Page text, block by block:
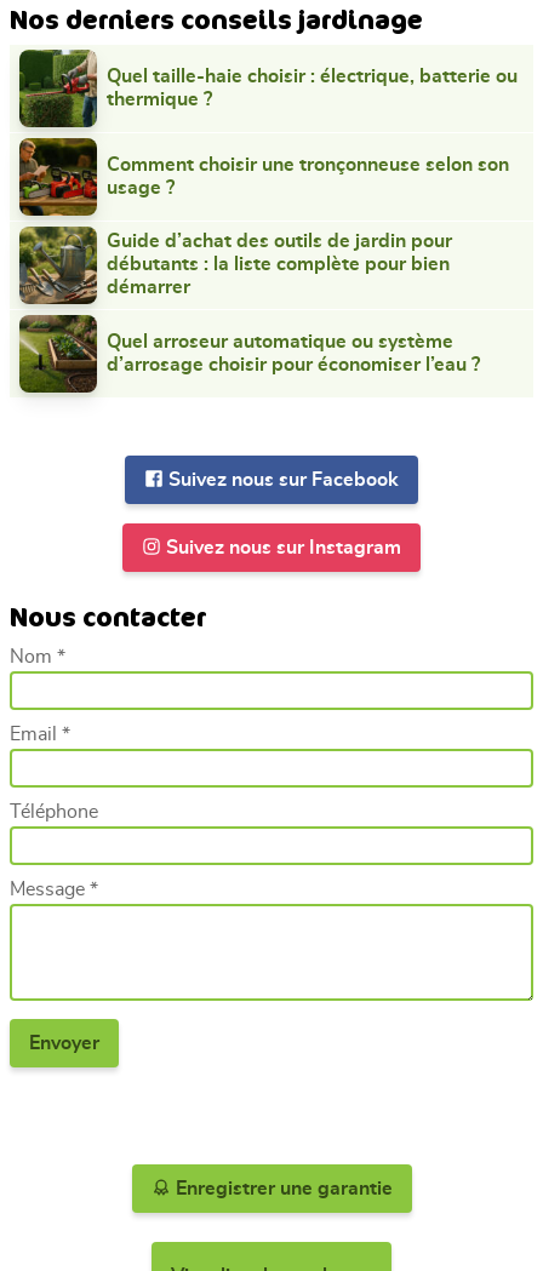
Nos derniers conseils jardinage
Quel taille-haie choisir : électrique, batterie ou
thermique ?
Comment choisir une tronçonneuse selon son
usage ?
Guide d’achat des outils de jardin pour
débutants : la liste complète pour bien
démarrer
Quel arroseur automatique ou système
d’arrosage choisir pour économiser l’eau ?
Suivez nous sur Facebook
Suivez nous sur Instagram
Nous contacter
Nom *
Email *
Téléphone
Message *
Enregistrer une garantie